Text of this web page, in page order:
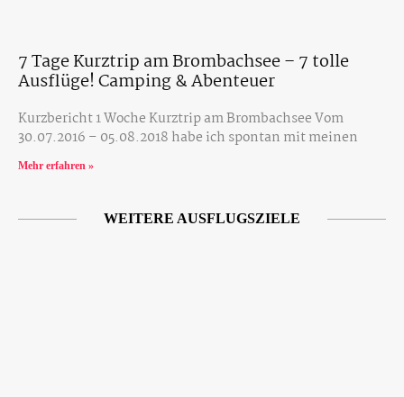
7 Tage Kurztrip am Brombachsee – 7 tolle
Ausflüge! Camping & Abenteuer
Kurzbericht 1 Woche Kurztrip am Brombachsee Vom
30.07.2016 – 05.08.2018 habe ich spontan mit meinen
Mehr erfahren »
WEITERE AUSFLUGSZIELE